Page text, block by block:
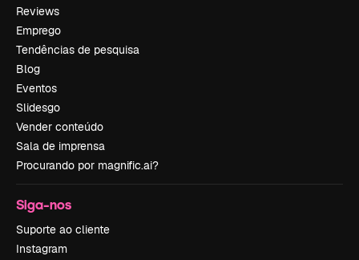
Reviews
Emprego
Tendências de pesquisa
Blog
Eventos
Slidesgo
Vender conteúdo
Sala de imprensa
Procurando por magnific.ai?
Siga-nos
Suporte ao cliente
Instagram